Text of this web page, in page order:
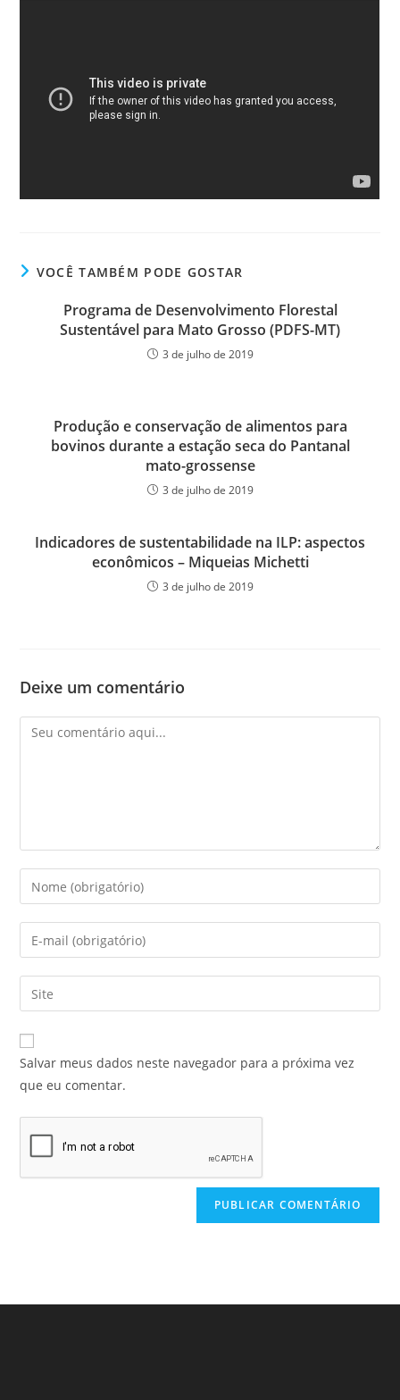
VOCÊ TAMBÉM PODE GOSTAR
Programa de Desenvolvimento Florestal
Sustentável para Mato Grosso (PDFS-MT)
3 de julho de 2019
Produção e conservação de alimentos para
bovinos durante a estação seca do Pantanal
mato-grossense
3 de julho de 2019
Indicadores de sustentabilidade na ILP: aspectos
econômicos – Miqueias Michetti
3 de julho de 2019
Deixe um comentário
Salvar meus dados neste navegador para a próxima vez
que eu comentar.